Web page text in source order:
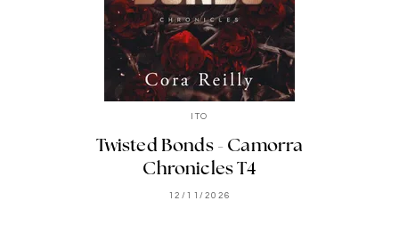
ITO
Twisted Bonds - Camorra
Chronicles T4
12/11/2026